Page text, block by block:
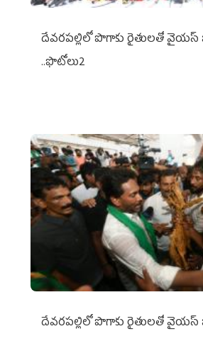
దేవరపల్లిలో పొగాకు రైతులతో
..ఫొటోలు2
దేవరపల్లిలో పొగాకు రైతులతో